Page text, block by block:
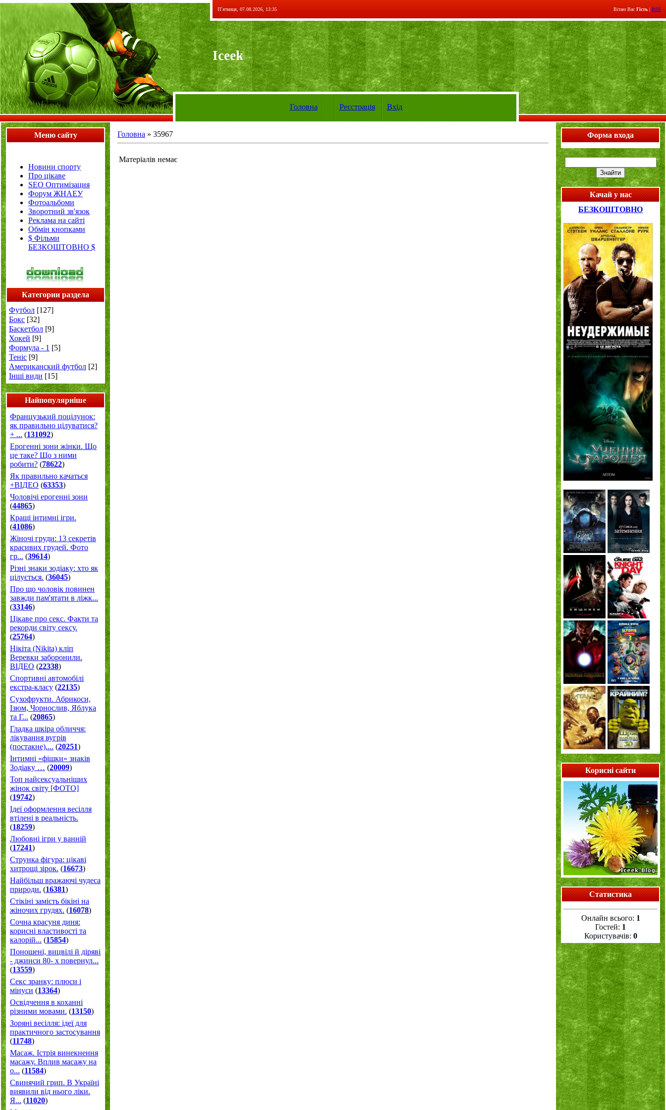
П`ятниця, 07.08.2026, 13:35 Вітаю Вас Гість | RSS
Iceek
Головна Реєстрація Вхід
Меню сайту
Новини спорту
Про цікаве
SEO Оптимізация
Форум ЖНАЕУ
Фотоальбоми
Зворотний зв'язок
Реклама на сайті
Обмін кнопками
$ Фільми
БЕЗКОШТОВНО $
Категории раздела
Футбол [127]
Бокс [32]
Баскетбол [9]
Хокей [9]
Формула - 1 [5]
Теніс [9]
Американский футбол [2]
Інші види [15]
Найпопулярніше
Французький поцілунок:
як правильно цілуватися?
+ ... (131092)
Ерогенні зони жінки. Що
це таке? Що з ними
робити? (78622)
Як правильно качаться
+ВІДЕО (63353)
Чоловічі ерогенні зони
(44865)
Кращі інтимні ігри.
(41086)
Жіночі груди: 13 секретів
красивих грудей. Фото
гр... (39614)
Різні знаки зодіаку: хто як
цілується. (36045)
Про що чоловік повинен
завжди пам'ятати в ліжк...
(33146)
Цікаве про секс. Факти та
рекорди світу сексу.
(25764)
Нікіта (Nikita) кліп
Веревки заборонили.
ВІДЕО (22338)
Спортивні автомобілі
екстра-класу (22135)
Cухофрукти. Абрикоси,
Ізюм, Чорнослив, Яблука
та Г... (20865)
Гладка шкіра обличчя:
лікування вугрів
(постакне).... (20251)
Інтимні «фішки» знаків
Зодіаку … (20009)
Топ найсексуальніших
жінок світу [ФОТО]
(19742)
Ідеї оформлення весілля
втілені в реальність.
(18259)
Любовні ігри у ванній
(17241)
Струнка фігура: цікаві
хитрощі зірок. (16673)
Найбільш вражаючі чудеса
природи. (16381)
Стікіні замість бікіні на
жіночих грудях. (16078)
Сочна красуня диня:
корисні властивості та
калорій... (15854)
Поношені, вицвілі й діряві
- джинси 80- х повернул...
(13559)
Секс зранку: плюси і
мінуси (13364)
Освідчення в коханні
різними мовами. (13150)
Зоряні весілля: ідеї для
практичного застосування
(11748)
Масаж. Істрія винекнення
масажу. Вплив масажу на
о... (11584)
Свинячий грип. В Україні
виявили від нього ліки.
Я... (11020)
Головна » 35967
Матеріалів немає
Форма входа
Качай у нас
БЕЗКОШТОВНО
Корисні сайти
Статистика
Онлайн всього: 1
Гостей: 1
Користувачів: 0